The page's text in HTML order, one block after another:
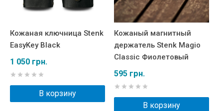
Кожаная ключница Stenk
EasyKey Black
1 050 грн.
В корзину
Кожаный магнитный
держатель Stenk Magio
Classic Фиолетовый
595 грн.
В корзину